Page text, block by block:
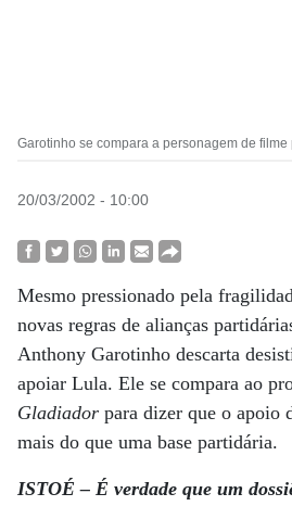
Garotinho se compara a personagem de
20/03/2002 - 10:00
Mesmo pressionado pela
novas regras de alianças
Anthony Garotinho descarta
apoiar Lula. Ele se compara ao
Gladiador para dizer que o apoio
mais do que uma base partidária.
ISTOÉ – É verdade que um